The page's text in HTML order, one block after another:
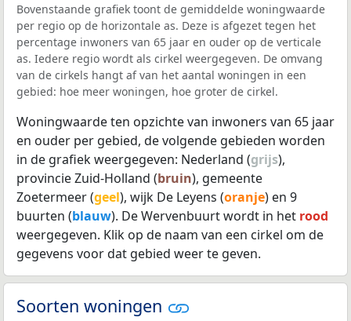
Bovenstaande grafiek toont de gemiddelde woningwaarde
per regio op de horizontale as. Deze is afgezet tegen het
percentage inwoners van 65 jaar en ouder op de verticale
as. Iedere regio wordt als cirkel weergegeven. De omvang
van de cirkels hangt af van het aantal woningen in een
gebied: hoe meer woningen, hoe groter de cirkel.
Woningwaarde ten opzichte van inwoners van 65 jaar
en ouder per gebied, de volgende gebieden worden
in de grafiek weergegeven: Nederland (grijs),
provincie Zuid-Holland (bruin), gemeente
Zoetermeer (geel), wijk De Leyens (oranje) en 9
buurten (blauw). De Wervenbuurt wordt in het rood
weergegeven. Klik op de naam van een cirkel om de
gegevens voor dat gebied weer te geven.
Soorten woningen